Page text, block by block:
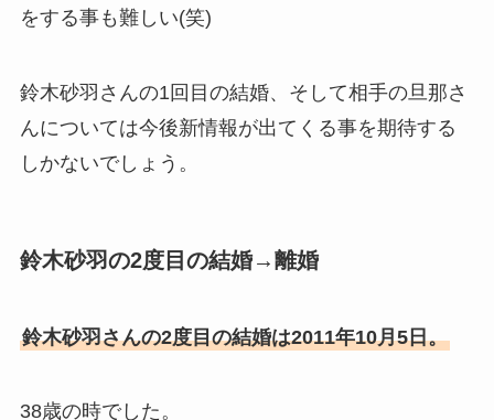
をする事も難しい(笑)
鈴木砂羽さんの1回目の結婚、そして相手の旦那さ
んについては今後新情報が出てくる事を期待する
しかないでしょう。
鈴木砂羽の2度目の結婚→離婚
鈴木砂羽さんの2度目の結婚は2011年10月5日。
38歳の時でした。